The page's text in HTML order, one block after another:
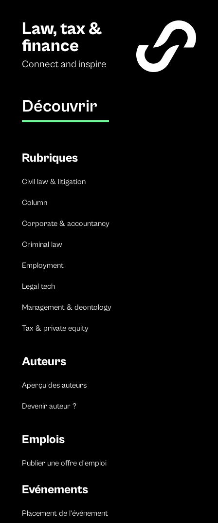
Law, tax &
finance
Connect and inspire
Découvrir
Rubriques
Civil law & litigation
Column
Corporate & accountancy
Criminal law
Employment
Legal tech
Management & deontology
Tax & private equity
Auteurs
Aperçu des auteurs
Devenir auteur ?
Emplois
Publier une offre d’emploi
Evénements
Placement de l’événement